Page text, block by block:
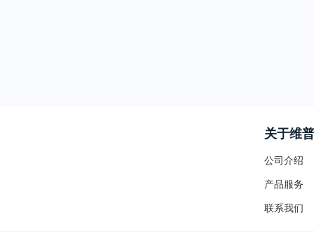
关于维普
公司介绍
产品服务
联系我们